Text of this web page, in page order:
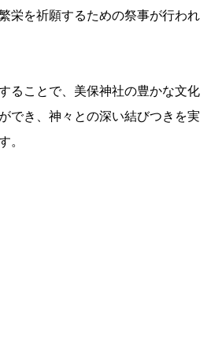
栄を祈願するための祭事が行われ
ることで、美保神社の豊かな文化
でき、神々との深い結びつきを実
。